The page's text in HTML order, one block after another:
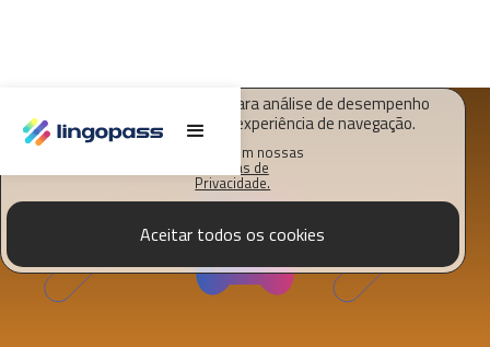
O Lingopass utiliza cookies para análise de desempenho
deste site e melhorar sua experiência de navegação.
Saiba mais em nossas
Políticas de
Privacidade.
Aceitar todos os cookies